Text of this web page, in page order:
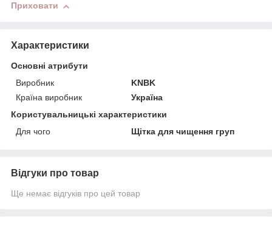
Приховати
Характеристики
Основні атрибути
Виробник
KNBK
Країна виробник
Україна
Користувальницькі характеристики
Для чого
Щітка для чищення груп
Відгуки про товар
Ще немає відгуків про цей товар